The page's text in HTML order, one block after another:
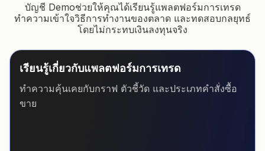
บัญชี Demoช่วยให้คุณได้เรียนรู้แพลตฟอร์มการเทรด
ทำความเข้าใจวิธีการทำงานของตลาด และทดสอบกลยุทธ์
โดยไม่กระทบเงินลงทุนจริง
เรียนรู้เกี่ยวกับแพลตฟอร์มการเทรด
ทำความคุ้นเคยกับกราฟ ตัวชี้วัด และประเภทคำสั่งซื้อ
ขาย